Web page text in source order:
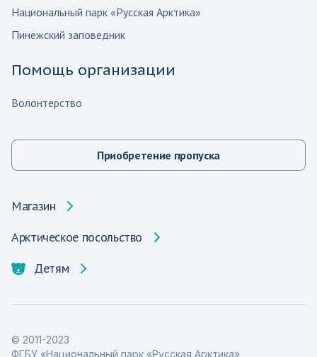
Национальный парк «Русская Арктика»
Пинежский заповедник
Помощь организации
Волонтерство
Приобретение пропуска
Магазин
Арктическое посольство
Детям
© 2011-2023
ФГБУ «Национальный парк «Русская Арктика»